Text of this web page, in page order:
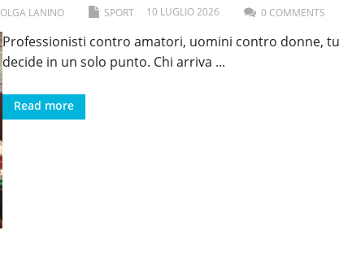
OLGA LANINO SPORT 10 LUGLIO2026 0 COMMENTS
Professionisti contro amatori, uomini contro donne,
decide in un solo punto. Chi arriva ...
Read more